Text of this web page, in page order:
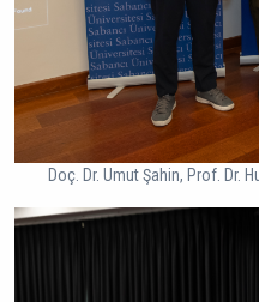
Doç. Dr. Umut Şahin, Prof. Dr.